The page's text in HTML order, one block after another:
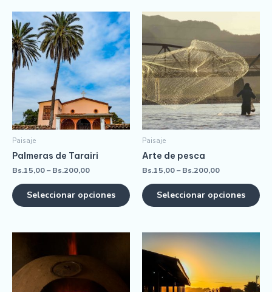
Paisaje
Palmeras de Tarairi
Bs.15,00–Bs.200,00
Seleccionar opciones
Paisaje
Arte de pesca
Bs.15,00–Bs.200,00
Seleccionar opciones